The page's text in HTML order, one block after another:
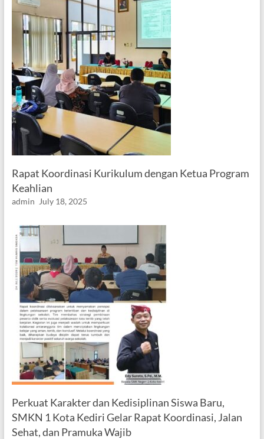
Rapat Koordinasi Kurikulum dengan Ketua Program
Keahlian
admin July 18, 2025
Perkuat Karakter dan Kedisiplinan Siswa Baru,
SMKN 1 Kota Kediri Gelar Rapat Koordinasi, Jalan
Sehat, dan Pramuka Wajib